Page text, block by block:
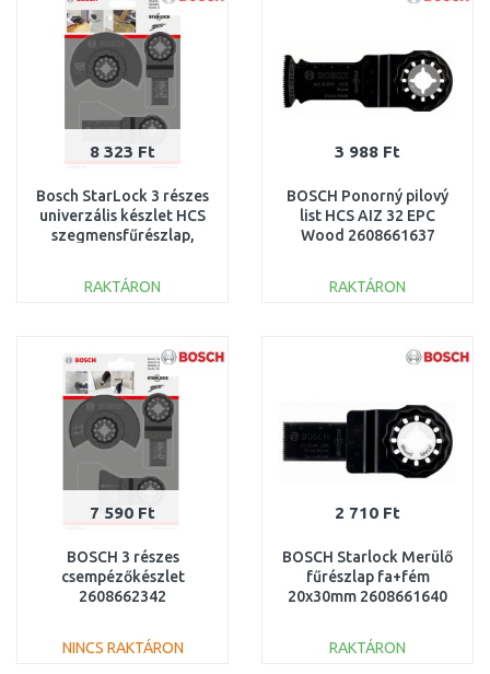
8 323 Ft
Bosch StarLock 3 részes
univerzális készlet HCS
szegmensfűrészlap,
RAKTÁRON
Összehasonlítás
3 988 Ft
BOSCH Ponorný pilový
list HCS AIZ 32 EPC
Wood 2608661637
RAKTÁRON
Összehasonlítás
7 590 Ft
BOSCH 3 részes
csempézőkészlet
2608662342
NINCS RAKTÁRON
2 710 Ft
BOSCH Starlock Merülő
fűrészlap fa+fém
20x30mm 2608661640
RAKTÁRON